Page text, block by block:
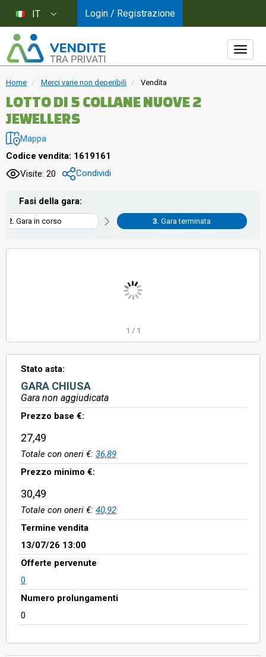
Home Merci varie non deperibili Vendita
LOTTO DI 5 COLLANE NUOVE 2
JEWELLERS
Mappa
Codice vendita: 1619161
Visite: 20
Condividi
Fasi della gara:
Gara in corso Gara terminata
1 / 1
Stato asta:
GARA CHIUSA
Gara non aggiudicata
Prezzo base €:
27,49
Totale con oneri €: 36,89
Prezzo minimo €:
30,49
Totale con oneri €: 40,92
Termine vendita
13/07/26 13:00
Offerte pervenute
0
Numero prolungamenti
0
IT Login / Registrazione